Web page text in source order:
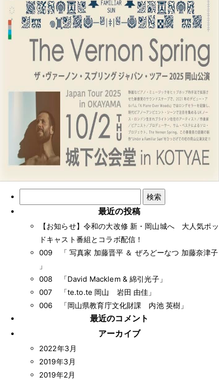
索:
最近の投稿
【お知らせ】令和の大改修 新・岡山城へ 大人気ポッ
ドキャスト番組とコラボ配信！
009 「 写真家 加藤晋平 ＆ ぜろどーなつ 加藤奈津子
」
008 「David Macklem & 綿引光子」
007 「te.to.te 岡山 岩田 由佳」
006 「岡山県教育庁文化財課 内池 英樹」
最近のコメント
アーカイブ
2022年3月
2019年3月
2019年2月